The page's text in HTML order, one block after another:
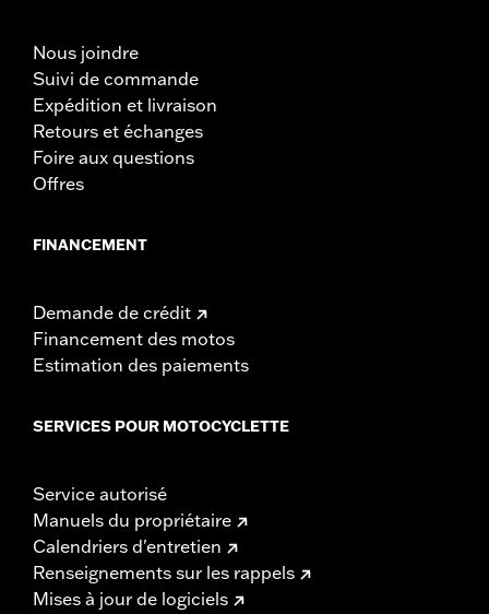
Nous joindre
Suivi de commande
Expédition et livraison
Retours et échanges
Foire aux questions
Offres
FINANCEMENT
Demande de crédit
Financement des motos
Estimation des paiements
SERVICES POUR MOTOCYCLETTE
Service autorisé
Manuels du propriétaire
Calendriers d'entretien
Renseignements sur les rappels
Mises à jour de logiciels